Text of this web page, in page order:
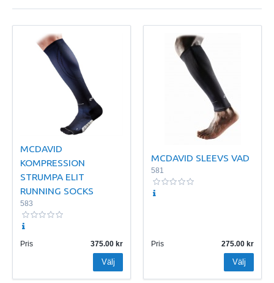
MCDAVID
KOMPRESSION
STRUMPA ELIT
RUNNING SOCKS
583
Pris 375.00
Välj
MCDAVID SLEEVS VAD
581
Pris 275.00
Välj